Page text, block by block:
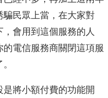
民眾上當，在大家對
，會用到這個服務的人
電信服務商關閉這項服
將小額付費的功能開